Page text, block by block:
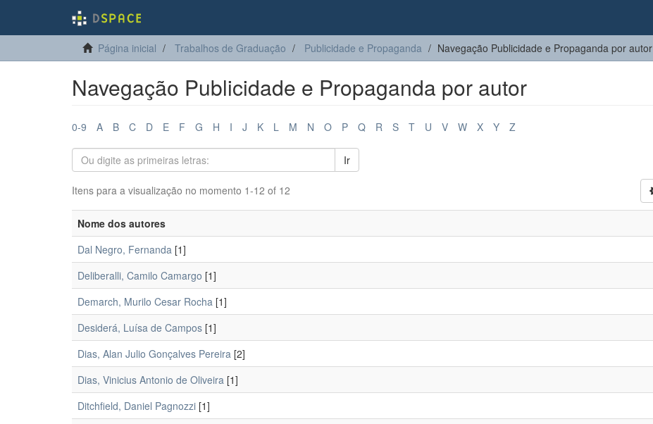
Página inicial Trabalhos de Graduação Publicidade e Propaganda Navegação Publicidade e Propaganda por autor
Navegação Publicidade e Propaganda por autor
0-9 A B C D E F G H I J K L M N O P Q R S T U V W X Y Z
Ir
Itens para a visualização no momento 1-12 of 12
Nome dos autores
Dal Negro, Fernanda [1]
Deliberalli, Camilo Camargo [1]
Demarch, Murilo Cesar Rocha [1]
Desiderá, Luísa de Campos [1]
Dias, Alan Julio Gonçalves Pereira [2]
Dias, Vinicius Antonio de Oliveira [1]
Ditchfield, Daniel Pagnozzi [1]